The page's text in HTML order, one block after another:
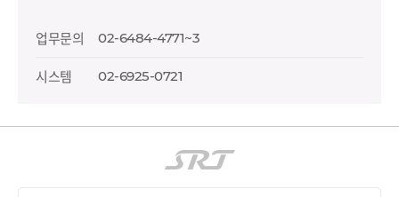
업무문의 02-6484-4771~3
시스템 02-6925-0721